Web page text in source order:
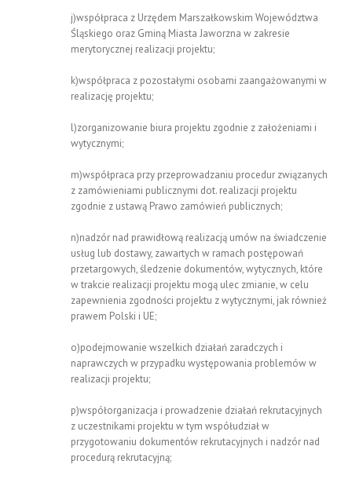
j)współpraca z Urzędem Marszałkowskim Województwa
Śląskiego oraz Gminą Miasta Jaworzna w zakresie
merytorycznej realizacji projektu;
k)współpraca z pozostałymi osobami zaangażowanymi w
realizację projektu;
l)zorganizowanie biura projektu zgodnie z założeniami i
wytycznymi;
m)współpraca przy przeprowadzaniu procedur związanych
z zamówieniami publicznymi dot. realizacji projektu
zgodnie z ustawą Prawo zamówień publicznych;
n)nadzór nad prawidłową realizacją umów na świadczenie
usług lub dostawy, zawartych w ramach postępowań
przetargowych, śledzenie dokumentów, wytycznych, które
w trakcie realizacji projektu mogą ulec zmianie, w celu
zapewnienia zgodności projektu z wytycznymi, jak również
prawem Polski i UE;
o)podejmowanie wszelkich działań zaradczych i
naprawczych w przypadku występowania problemów w
realizacji projektu;
p)współorganizacja i prowadzenie działań rekrutacyjnych
z uczestnikami projektu w tym współudział w
przygotowaniu dokumentów rekrutacyjnych i nadzór nad
procedurą rekrutacyjną;